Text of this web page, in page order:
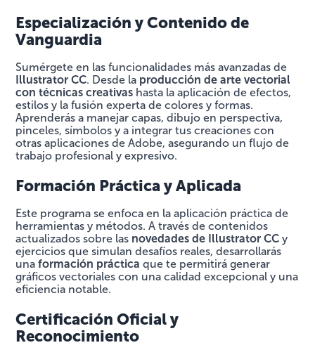
Especialización y Contenido de
Vanguardia
Sumérgete en las funcionalidades más avanzadas de
Illustrator CC. Desde la producción de arte vectorial
con técnicas creativas hasta la aplicación de efectos,
estilos y la fusión experta de colores y formas.
Aprenderás a manejar capas, dibujo en perspectiva,
pinceles, símbolos y a integrar tus creaciones con
otras aplicaciones de Adobe, asegurando un flujo de
trabajo profesional y expresivo.
Formación Práctica y Aplicada
Este programa se enfoca en la aplicación práctica de
herramientas y métodos. A través de contenidos
actualizados sobre las novedades de Illustrator CC y
ejercicios que simulan desafíos reales, desarrollarás
unaformación práctica que te permitirá generar
gráficos vectoriales con una calidad excepcional y una
eficiencia notable.
Certificación Oficial y
Reconocimiento